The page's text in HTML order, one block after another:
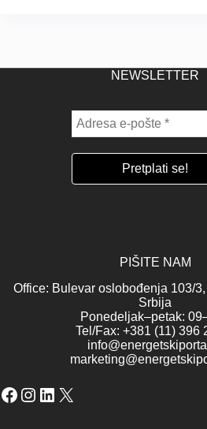
NEWSLETTER
PIŠITE NAM
Office: Bulevar oslobođenja 103/
Srbija
Ponedeljak–petak:
Tel/Fax: +381 (11) 396
Facebook
Instagram
LinkedIn
X